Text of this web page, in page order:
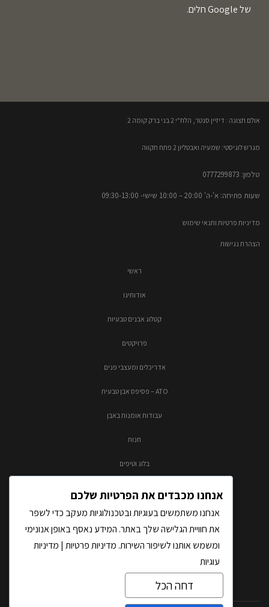
של Google חלים.
אולם תצוגה : דיזיין סנטר, הלח"י 2 בני ברק קומה 2​
מגרש לוגיסטי: שמעיה ואבטליון 2 פתח תקווה
טלפון: 0777299873​
שעות פתיחה: א'-ה' 20:00 – 10:00​​ שישי- 09:30-13:00
מדיניות פרטיות ותנאי שימוש
הצהרת נגישות
ראשי
אודותינו
קטלוג אבנים טבעיות
פרויקטים
אדריכלים ומעצבי פנים
ATO – פסיפס אבן טבעית
עבודות אומנות באבן
חנות
בלוג וטיפים
אנחנו מכבדים את הפרטיות שלכם
אנחנו משתמשים בעוגיות ובטכנולוגיות מעקב כדי לשפר
את חוויית הגלישה שלך באתר. המידע נאסף באופן אנונימי
ומשמש אותנו לשיפור השירות. מדיניות פרטיות | מדיניות
עוגיות
דחה הכל